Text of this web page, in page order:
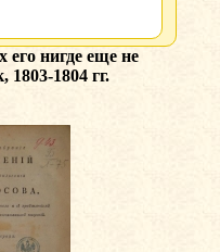
нигде еще не
1804 гг.